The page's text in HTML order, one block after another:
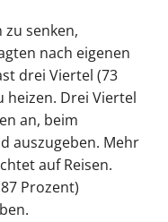
senken,
nach eigenen
drei Viertel (73
heizen. Drei Viertel
an, beim
auszugeben. Mehr
auf Reisen.
Prozent)